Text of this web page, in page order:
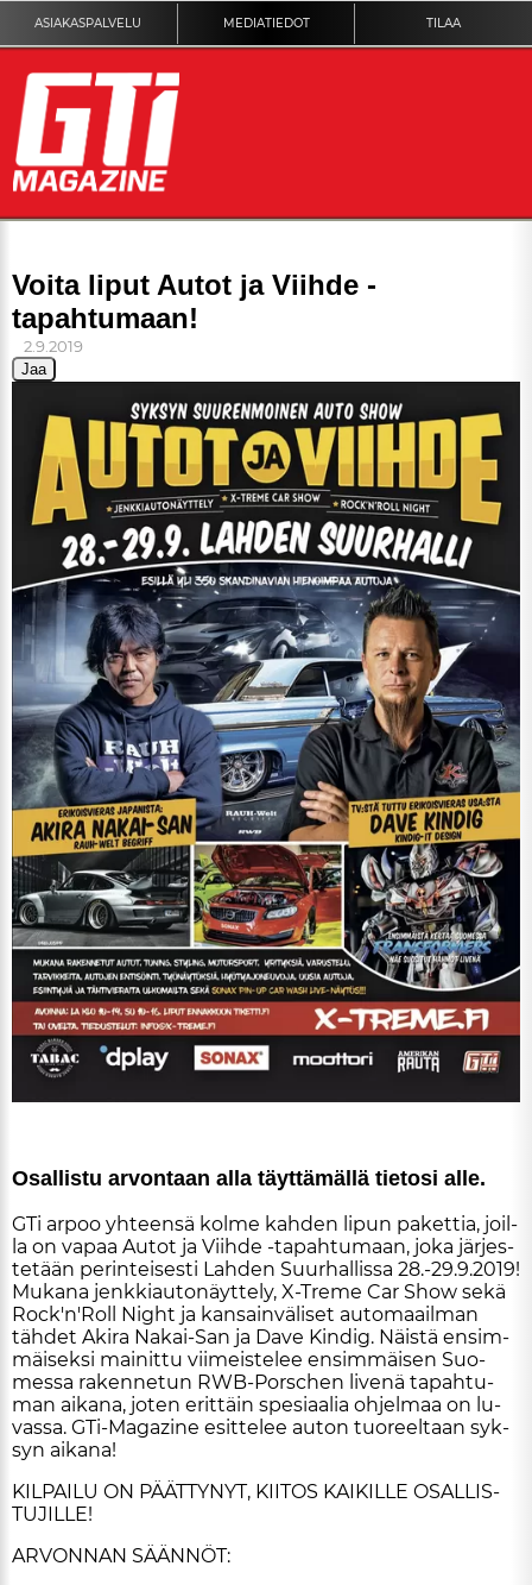
ASIAKASPALVELU MEDIATIEDOT TILAA
DIGILEHTI
KUVAT
KILPAILUT
TEKNIIKKA
ARTIKKELIT
TILAA
Voita liput Autot ja Viihde -
tapahtumaan!
2.9.2019
Jaa
Osal­lis­tu ar­von­taan al­la täyt­tä­mäl­lä tie­to­si al­le.
GTi ar­poo yh­teen­sä kol­me kah­den li­pun pa­ket­tia, joil­
la on va­paa Au­tot ja Viih­de -ta­pah­tu­maan, joka jär­jes­
te­tään pe­rin­tei­ses­ti Lah­den Suur­hal­lis­sa 28.-29.9.2019!
Mu­ka­na jenk­ki­au­to­näyt­te­ly, X-Treme Car Show sekä
Rock'n'Roll Night ja kan­sain­vä­li­set au­to­maa­il­man
täh­det Aki­ra Na­kai-San ja Dave Kin­dig. Näis­tä en­sim­
mäi­sek­si mai­nit­tu vii­meis­te­lee en­sim­mäi­sen Suo­
mes­sa ra­ken­ne­tun RWB-Porsc­hen li­ve­nä ta­pah­tu­
man ai­ka­na, jo­ten erit­täin spe­si­aa­lia oh­jel­maa on lu­
vas­sa. GTi-Ma­ga­zi­ne esit­te­lee au­ton tuo­reel­taan syk­
syn ai­ka­na!
KIL­PAI­LU ON PÄÄT­TY­NYT, KII­TOS KAI­KIL­LE OSAL­LIS­
TU­JIL­LE!
AR­VON­NAN SÄÄN­NÖT: